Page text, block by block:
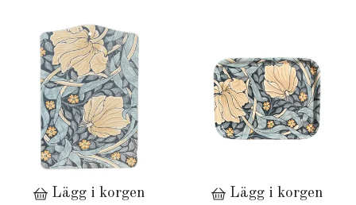
Lägg i korgen Lägg i korgen